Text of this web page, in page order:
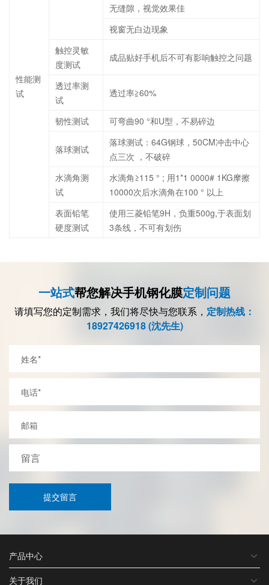
性能测
试
无缝隙，视觉效果佳
视窗无白边现象
触控灵敏
度测试
成品贴好手机后不可有影响触控之问题
透过率测
试
透过率≧60%
韧性测试 可弯曲90 °和U型，不易碎边
落球测试
落球测试：64G钢球，50CM冲击中心
点三次 ，不破碎
水滴角测
试
水滴角≥115 ° ; 用1*1 0000# 1KG摩擦
10000次后水滴角在100 ° 以上
表面铅笔
硬度测试
使用三菱铅笔9H，负重500g,于表面划
3条线，不可有划伤
一站式帮您解决手机钢化膜定制问题
请填写您的定制需求，我们将尽快与您联系， 定制热线：
18927426918 (沈先生)
提交留言
产品中心
关于我们